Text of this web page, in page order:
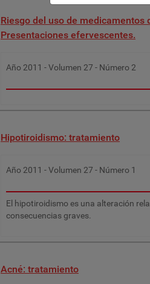
Riesgo del uso de
Presentaciones efervescentes.
Año 2011 - Volumen 27 - Número 2
Hipotiroidismo: tratamiento
Año 2011 - Volumen 27 - Número 1
El hipotiroidismo es una alteración
consecuencias graves.
Acné: tratamiento